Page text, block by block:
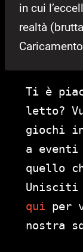
in cui
realtà
Ti è
letto?
giochi
a
quello
qui per
nostra